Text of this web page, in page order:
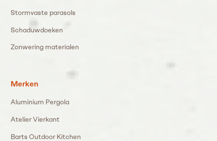
Merken
Aluminium Pergola
Atelier Vierkant
Barts Outdoor Kitchen
Stormvaste parasols
Schaduwdoeken
Zonwering materialen